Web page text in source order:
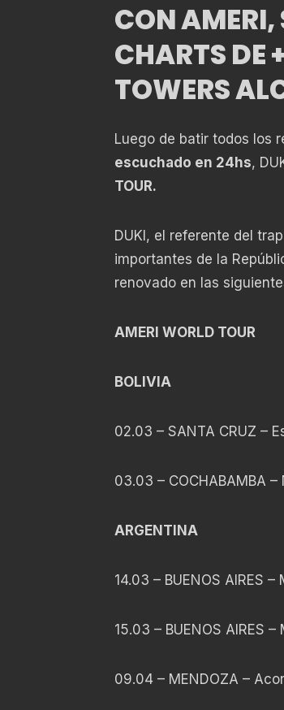
CON AMERI,
CHARTS DE
TOWERS
Luego de batir todos los
escuchado en 24hs,
TOUR.
DUKI, el referente del
importantes de la
renovado en las
AMERI WORLD TOUR
BOLIVIA
02.03 – SANTA CRUZ –
03.03 – COCHABAMBA
ARGENTINA
14.03 – BUENOS AIRES
15.03 – BUENOS AIRES
09.04 – MENDOZA –